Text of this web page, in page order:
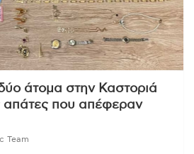
άτομα στην Καστοριά
απάτες που απέφεραν
Team